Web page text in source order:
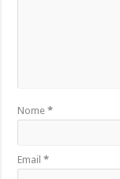
Nome*
Email*